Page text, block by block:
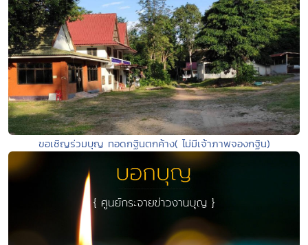
ขอเชิญร่วมบุญ ทอดกฐินตกค้าง( ไม่มีเจ้าภาพจองกฐิน)